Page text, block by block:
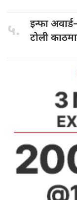
५. इन्फा
टोली